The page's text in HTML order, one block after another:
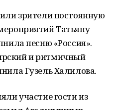
зрители постоянную
Татьяну
песню «Россия».
и ритмичный
Гузель Халилова.
участие гости из